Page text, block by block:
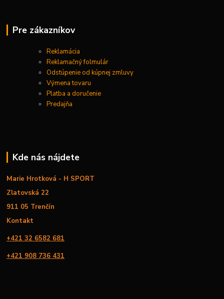
Pre zákazníkov
Reklamácia
Reklamačný folmulár
Odstúpenie od kúpnej zmluvy
Výmena tovaru
Platba a doručenie
Predajňa
Kde nás nájdete
Marie Hrotková - H SPORT
Zlatovská 22
911 05 Trenčín
Kontakt
+421 32 6582 681
+421 908 736 431